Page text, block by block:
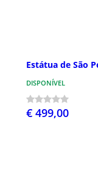
Estátua de São
DISPONÍVEL
€ 499,00